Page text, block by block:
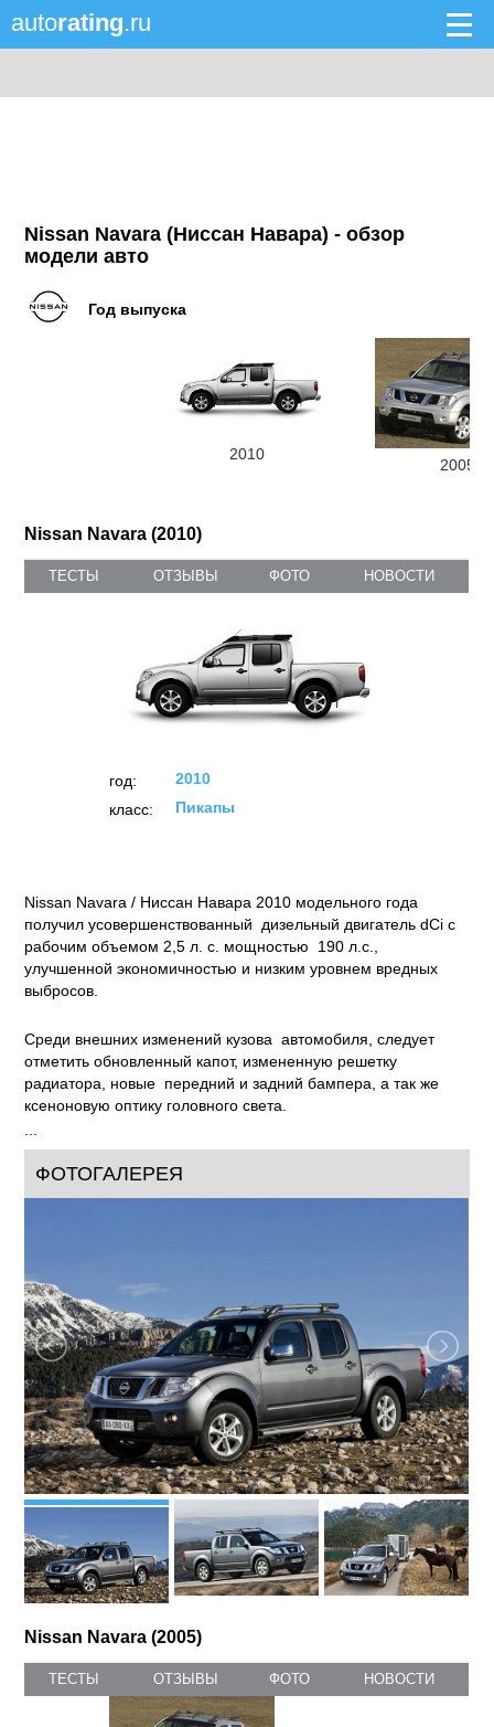
autorating.ru
Nissan Navara (Ниссан Навара) - обзор
модели авто
Год выпуска
2010
2005
Nissan Navara (2010)
ТЕСТЫ ОТЗЫВЫ ФОТО НОВОСТИ
год:
2010
класс:
Пикапы
Nissan Navara / Ниссан Навара 2010 модельного года
получил усовершенствованный дизельный двигатель dCi с
рабочим объемом 2,5 л. с. мощностью 190 л.с.,
улучшенной экономичностью и низким уровнем вредных
выбросов.
Среди внешних изменений кузова автомобиля, следует
отметить обновленный капот, измененную решетку
радиатора, новые передний и задний бампера, а так же
ксеноновую оптику головного света.
ФОТОГАЛЕРЕЯ
Nissan Navara (2005)
ТЕСТЫ ОТЗЫВЫ ФОТО НОВОСТИ